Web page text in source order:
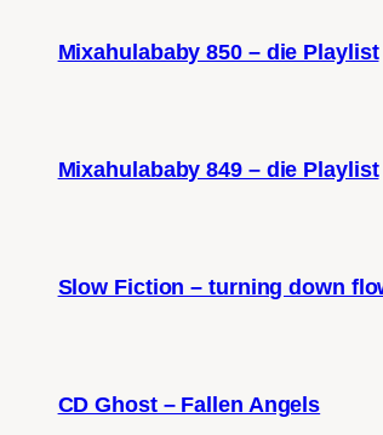
Mixahulababy 850 – die Playlist
Mixahulababy 849 – die Playlist
Slow Fiction – turning down
CD Ghost – Fallen Angels